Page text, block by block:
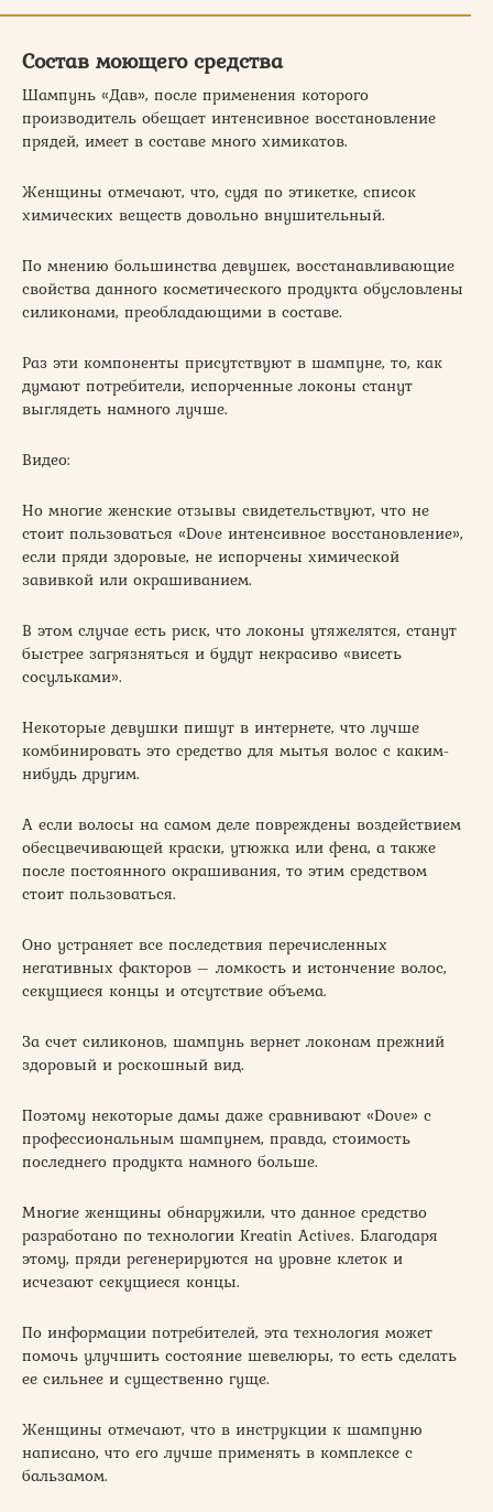
Состав моющего средства
Шампунь «Дав», после применения которого
производитель обещает интенсивное восстановление
прядей, имеет в составе много химикатов.
Женщины отмечают, что, судя по этикетке, список
химических веществ довольно внушительный.
По мнению большинства девушек, восстанавливающие
свойства данного косметического продукта обусловлены
силиконами, преобладающими в составе.
Раз эти компоненты присутствуют в шампуне, то, как
думают потребители, испорченные локоны станут
выглядеть намного лучше.
Видео:
Но многие женские отзывы свидетельствуют, что не
стоит пользоваться «Dove интенсивное восстановление»,
если пряди здоровые, не испорчены химической
завивкой или окрашиванием.
В этом случае есть риск, что локоны утяжелятся, станут
быстрее загрязняться и будут некрасиво «висеть
сосульками».
Некоторые девушки пишут в интернете, что лучше
комбинировать это средство для мытья волос с каким-
нибудь другим.
А если волосы на самом деле повреждены воздействием
обесцвечивающей краски, утюжка или фена, а также
после постоянного окрашивания, то этим средством
стоит пользоваться.
Оно устраняет все последствия перечисленных
негативных факторов – ломкость и истончение волос,
секущиеся концы и отсутствие объема.
За счет силиконов, шампунь вернет локонам прежний
здоровый и роскошный вид.
Поэтому некоторые дамы даже сравнивают «Dove» с
профессиональным шампунем, правда, стоимость
последнего продукта намного больше.
Многие женщины обнаружили, что данное средство
разработано по технологии Kreatin Actives. Благодаря
этому, пряди регенерируются на уровне клеток и
исчезают секущиеся концы.
По информации потребителей, эта технология может
помочь улучшить состояние шевелюры, то есть сделать
ее сильнее и существенно гуще.
Женщины отмечают, что в инструкции к шампуню
написано, что его лучше применять в комплексе с
бальзамом.